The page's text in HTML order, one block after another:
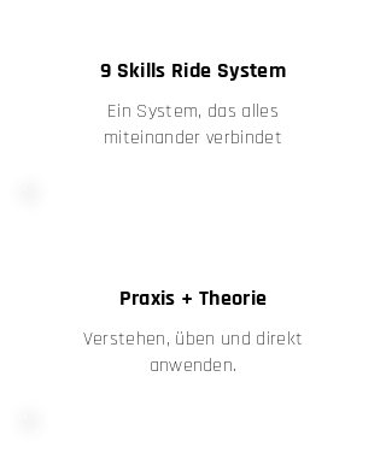
9 Skills Ride System
Ein System, das alles
miteinander verbindet
Praxis + Theorie
Verstehen, üben und direkt
anwenden.